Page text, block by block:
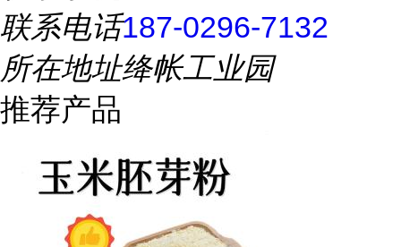
联系电话187-0296-7132
所在地址绛帐工业园
推荐产品